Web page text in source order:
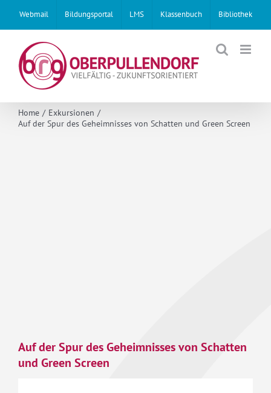
content
Webmail Bildungsportal LMS Klassenbuch Bibliothek
Home
Exkursionen
Auf der Spur des Geheimnisses von Schatten und Green Screen
Auf der Spur des Geheimnisses von Schatten
und Green Screen